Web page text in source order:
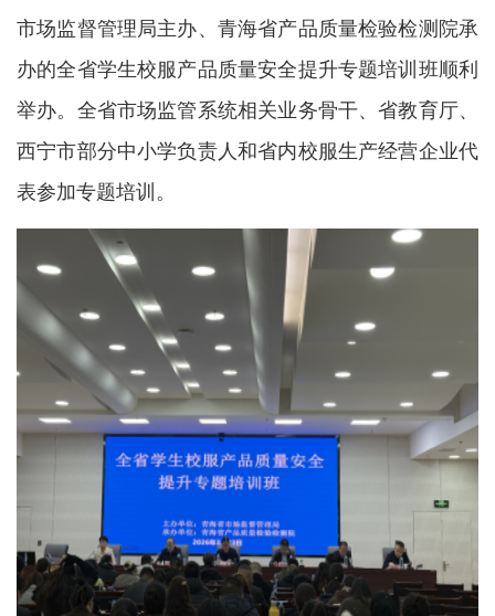
市场监督管理局主办、青海省产品质量检验检测院承
办的全省学生校服产品质量安全提升专题培训班顺利
举办。全省市场监管系统相关业务骨干、省教育厅、
西宁市部分中小学负责人和省内校服生产经营企业代
表参加专题培训。